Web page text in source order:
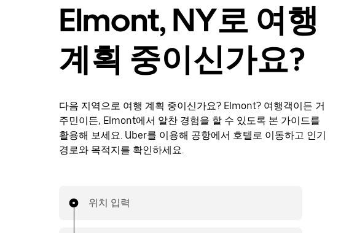
Elmont, NY로 여행
계획 중이신가요?
다음 지역으로 여행 계획 중이신가요? Elmont? 여행객이든 거
주민이든, Elmont에서 알찬 경험을 할 수 있도록 본 가이드를
활용해 보세요. Uber를 이용해 공항에서 호텔로 이동하고 인기
경로와 목적지를 확인하세요.
위치 입력